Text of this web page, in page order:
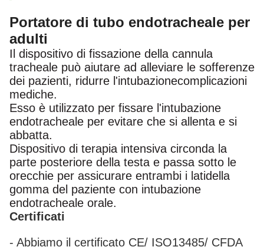
Portatore di tubo endotracheale per
adulti
Il dispositivo di fissazione della cannula
tracheale può aiutare ad alleviare le sofferenze
dei pazienti, ridurre l'intubazionecomplicazioni
mediche.
Esso è utilizzato per fissare l'intubazione
endotracheale per evitare che si allenta e si
abbatta.
Dispositivo di terapia intensiva circonda la
parte posteriore della testa e passa sotto le
orecchie per assicurare entrambi i latidella
gomma del paziente con intubazione
endotracheale orale.
Certificati
- Abbiamo il certificato CE/ ISO13485/ CFDA